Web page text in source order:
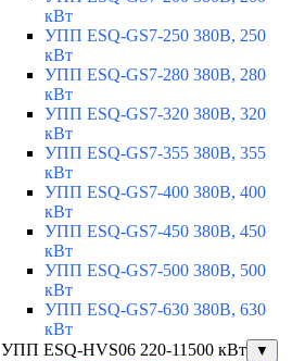
кВт
УПП ESQ-GS7-250 380В, 250
кВт
УПП ESQ-GS7-280 380В, 280
кВт
УПП ESQ-GS7-320 380В, 320
кВт
УПП ESQ-GS7-355 380В, 355
кВт
УПП ESQ-GS7-400 380В, 400
кВт
УПП ESQ-GS7-450 380В, 450
кВт
УПП ESQ-GS7-500 380В, 500
кВт
УПП ESQ-GS7-630 380В, 630
кВт
УПП ESQ-HVS06 220-11500 кВт
▼